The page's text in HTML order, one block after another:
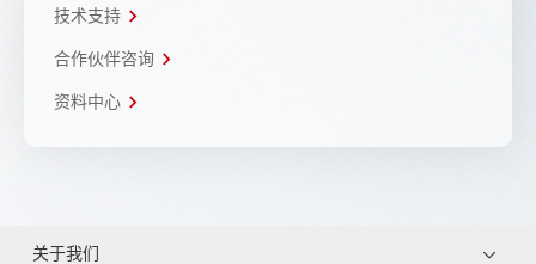
技术支持
合作伙伴咨询
资料中心
关于我们